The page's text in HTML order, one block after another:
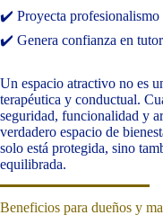
✔️ Proyecta profesionalismo
✔️ Genera confianza en
Un espacio atractivo no es
terapéutica y conductual.
seguridad, funcionalidad y
verdadero espacio de
solo está protegida, sino
equilibrada.
Beneficios para dueños y